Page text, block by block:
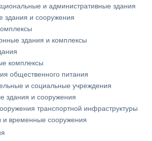
и административные здания
здания и сооружения
здания и комплексы
комплексы
общественного питания
и социальные учреждения
здания и сооружения
транспортной инфраструктуры
и временные сооружения